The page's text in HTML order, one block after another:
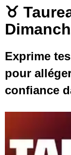
♉
Exprime
pour
confiance